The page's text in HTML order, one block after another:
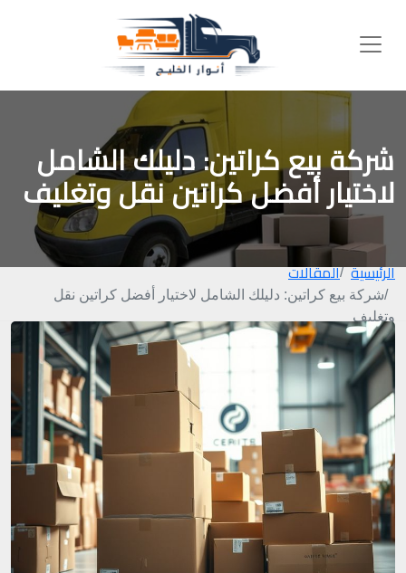
شركة بيع كراتين: دليلك الشامل
لاختيار أفضل كراتين نقل وتغليف
الرئيسية المقالات
شركة بيع كراتين: دليلك الشامل لاختيار أفضل كراتين نقل
وتغليف